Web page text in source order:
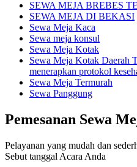
SEWA MEJA BREBES
SEWA MEJA DI BEKASI
Sewa Meja Kaca
Sewa meja konsul
Sewa Meja Kotak
Sewa Meja Kotak Daerah
menerapkan protokol
Sewa Meja Termurah
Sewa Panggung
Pemesanan Sewa
Pelayanan yang mudah dan
Sebut tanggal Acara Anda